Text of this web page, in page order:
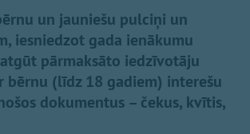
un jauniešu pulciņi un
iesniedzot gada ienākumu
pārmaksāto iedzīvotāju
bērnu (līdz 18 gadiem) interešu
dokumentus – čekus, kvītis,